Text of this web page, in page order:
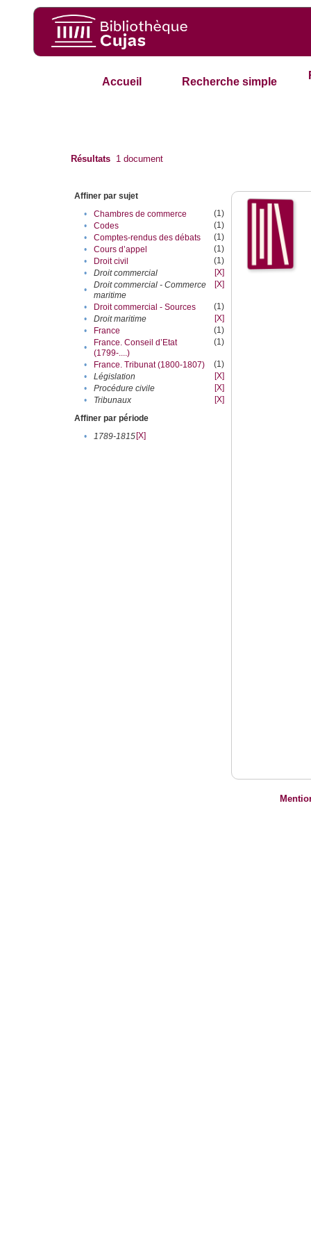
Accueil Recherche simple
Résultats 1 document
Affiner par sujet
•
Chambres de commerce
(1)
•
Codes
(1)
•
Comptes-rendus des débats
(1)
•
Cours d’appel
(1)
•
Droit civil
(1)
•
Droit commercial
[X]
•
Droit commercial - Commerce
maritime
[X]
• Droit commercial - Sources
(1)
•
Droit maritime
[X]
•
France
(1)
•
France. Conseil d’Etat
(1799-....)
(1)
• France. Tribunat (1800-1807)
(1)
•
Législation
[X]
•
Procédure civile
[X]
•
Tribunaux
[X]
Affiner par période
•
1789-1815[X]